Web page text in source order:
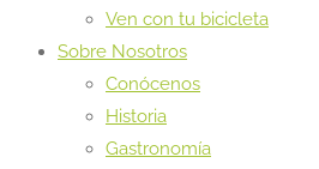
Ven con tu bicicleta
Sobre Nosotros
Conócenos
Historia
Gastronomía